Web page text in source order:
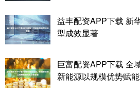
益丰配资APP下载 新
型成效显著
巨富配资APP下载 全
新能源以规模优势赋